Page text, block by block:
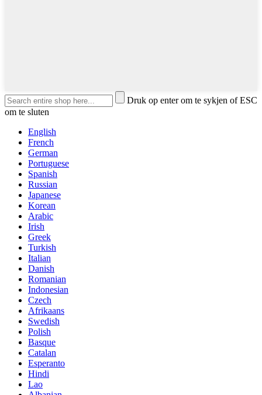
Druk op enter om te sykjen of ESC
om te sluten
English
French
German
Portuguese
Spanish
Russian
Japanese
Korean
Arabic
Irish
Greek
Turkish
Italian
Danish
Romanian
Indonesian
Czech
Afrikaans
Swedish
Polish
Basque
Catalan
Esperanto
Hindi
Lao